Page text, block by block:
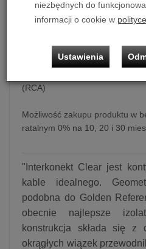
(RCA)
Możliwość zakupu produktu w
ratalnym 0% na 10, 20 i 30
"Interkonekt Clear jest
kable idealnego.
podobna do Golden
obecnie najlepsze
konstrukcja składa się z
okrągłych wiązek
niezbędnych do
informacji o cookie w
Ustawienia